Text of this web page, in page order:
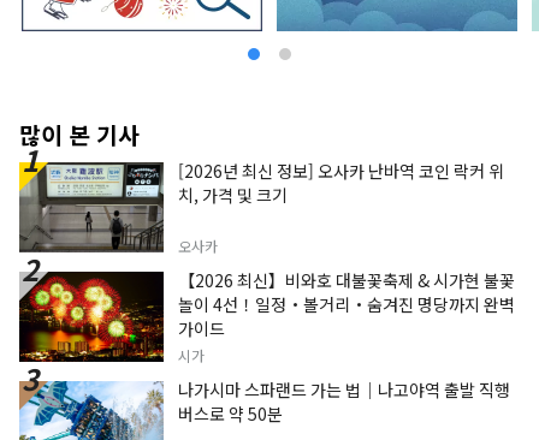
많이 본 기사
[2026년 최신 정보] 오사카 난바역 코인 락커 위
치, 가격 및 크기
오사카
【2026 최신】비와호 대불꽃축제 & 시가현 불꽃
놀이 4선！일정・볼거리・숨겨진 명당까지 완벽
가이드
시가
나가시마 스파랜드 가는 법｜나고야역 출발 직행
버스로 약 50분